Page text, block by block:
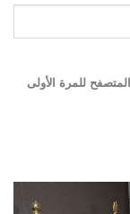
للمرة الأولى